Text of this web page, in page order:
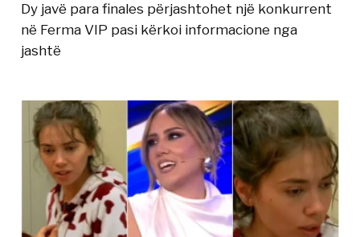
Dy javë para finales përjashtohet një konkurrent
në Ferma VIP pasi kërkoi informacione nga
jashtë